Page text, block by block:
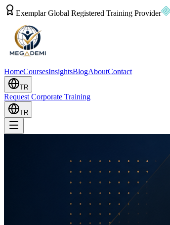
Exemplar Global Registered Training Provider
HomeCoursesInsightsBlogAboutContact
TR
Request Corporate Training
TR